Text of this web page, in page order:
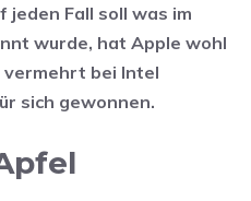
jeden Fall soll was im
wurde, hat Apple wohl
bei Intel
sich gewonnen.